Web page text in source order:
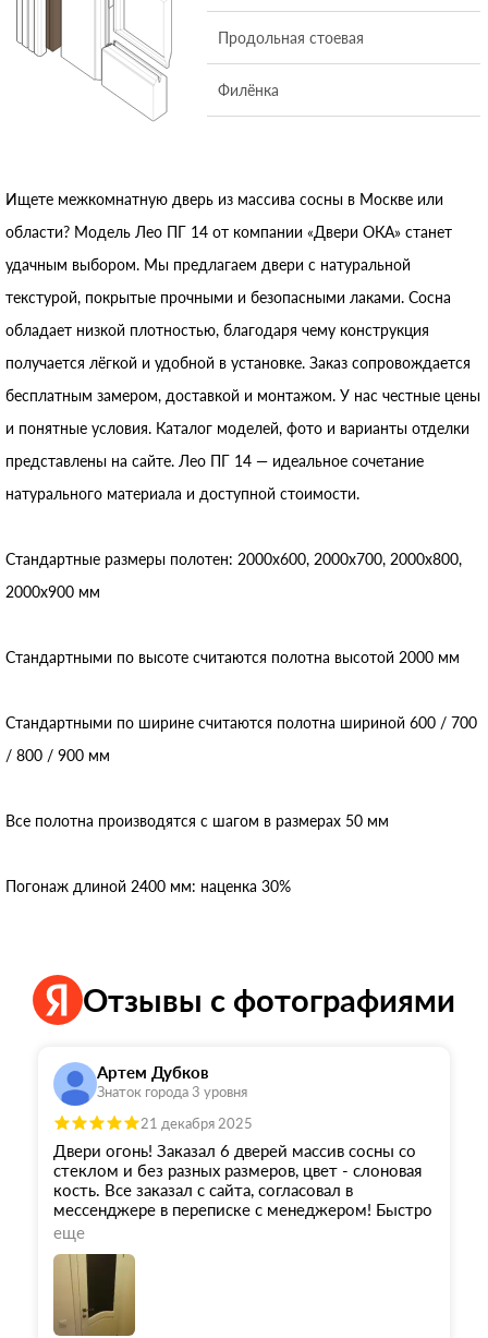
Продольная стоевая
Филёнка
Ищете межкомнатную дверь из массива сосны в Москве или
области? Модель Лео ПГ 14 от компании «Двери ОКА» станет
удачным выбором. Мы предлагаем двери с натуральной
текстурой, покрытые прочными и безопасными лаками. Сосна
обладает низкой плотностью, благодаря чему конструкция
получается лёгкой и удобной в установке. Заказ сопровождается
бесплатным замером, доставкой и монтажом. У нас честные цены
и понятные условия. Каталог моделей, фото и варианты отделки
представлены на сайте. Лео ПГ 14 — идеальное сочетание
натурального материала и доступной стоимости.
Стандартные размеры полотен: 2000x600, 2000x700, 2000x800,
2000x900 мм
Стандартными по высоте считаются полотна высотой 2000 мм
Стандартными по ширине считаются полотна шириной 600 / 700
/ 800 / 900 мм
Все полотна производятся с шагом в размерах 50 мм
Погонаж длиной 2400 мм: наценка 30%
Отзывы с фотографиями
Артем Дубков
Знаток города 3 уровня
21 декабря 2025
Двери огонь! Заказал 6 дверей массив сосны со
стеклом и без разных размеров, цвет - слоновая
кость. Все заказал с сайта, согласовал в
мессенджере в переписке с менеджером! Быстро
и оперативно. Двери изготавливали на заводе
под заказ. Привезли раньше срока. Грузчик
доставил до квартиры без единой царапинки
упаковки, наверное вез на коленочках. Подкачал
только монтаж - пришлось перенести установку
дверей на 2 недели. Но следующая бригада
еще